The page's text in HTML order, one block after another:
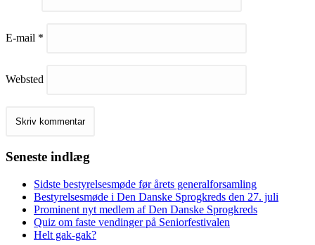
E-mail *
Websted
Seneste indlæg
Sidste bestyrelsesmøde før årets generalforsamling
Bestyrelsesmøde i Den Danske Sprogkreds den 27. juli
Prominent nyt medlem af Den Danske Sprogkreds
Quiz om faste vendinger på Seniorfestivalen
Helt gak-gak?